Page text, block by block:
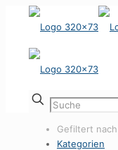
Gefiltert nach
Kategorien